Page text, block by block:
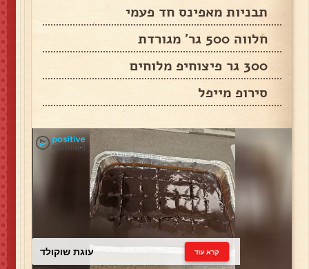
תבניות מאפינס חד פעמי
חלווה 500 גר' מגורדת
300 גר פיצוחיפ מלוחים
סירופ מייפל
עוגת שוקולד קרא עוד